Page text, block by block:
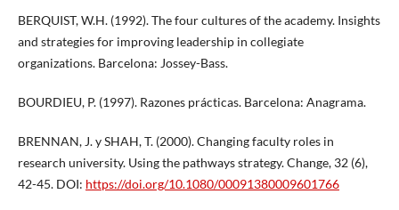
BERQUIST, W.H. (1992). The four cultures of the academy. Insights
and strategies for improving leadership in collegiate
organizations. Barcelona: Jossey-Bass.
BOURDIEU, P. (1997). Razones prácticas. Barcelona: Anagrama.
BRENNAN, J. y SHAH, T. (2000). Changing faculty roles in
research university. Using the pathways strategy. Change, 32 (6),
42-45. DOI: https://doi.org/10.1080/00091380009601766